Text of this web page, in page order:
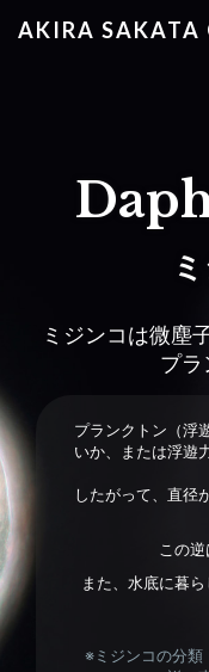
AKIRA SAKATA
ミジンコは微塵
プラ
プランクトン（浮
いか、または浮遊
したがって、直径
この逆
また、水底に暮
※ミジンコの分類